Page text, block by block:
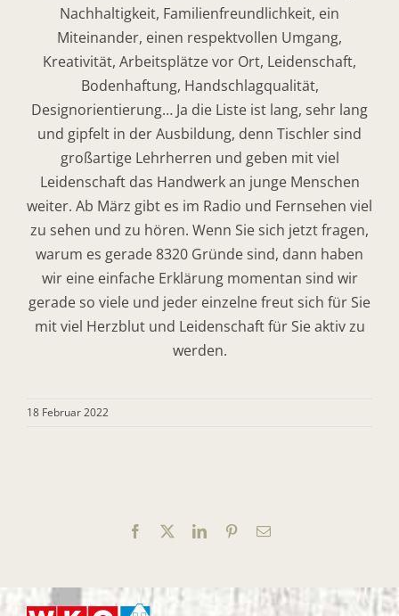
Nachhaltigkeit, Familienfreundlichkeit, ein
Miteinander, einen respektvollen Umgang,
Kreativität, Arbeitsplätze vor Ort, Leidenschaft,
Bodenhaftung, Handschlagqualität,
Designorientierung… Ja die Liste ist lang, sehr lang
und gipfelt in der Ausbildung, denn Tischler sind
großartige Lehrherren und geben mit viel
Leidenschaft das Handwerk an junge Menschen
weiter. Ab März gibt es im Radio und Fernsehen viel
zu sehen und zu hören. Wenn Sie sich jetzt fragen,
warum es gerade 8320 Gründe sind, dann haben
wir eine einfache Erklärung momentan sind wir
gerade so viele und jeder einzelne freut sich für Sie
mit viel Herzblut und Leidenschaft für Sie aktiv zu
werden.
18 Februar 2022
Facebook LinkedInPinterest
E-